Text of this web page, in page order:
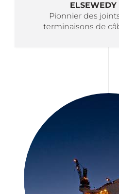
ELSEWEDY
Pionnier des
terminaisons de